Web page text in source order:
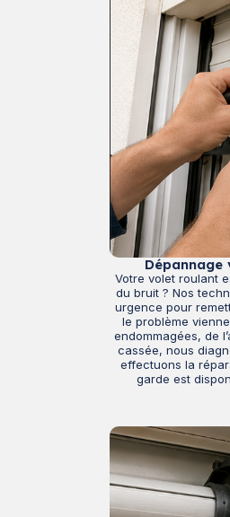
Votre volet roulant
du bruit ? Nos
urgence pour
le problème
endommagées, de
cassée, nous
effectuons la
garde est